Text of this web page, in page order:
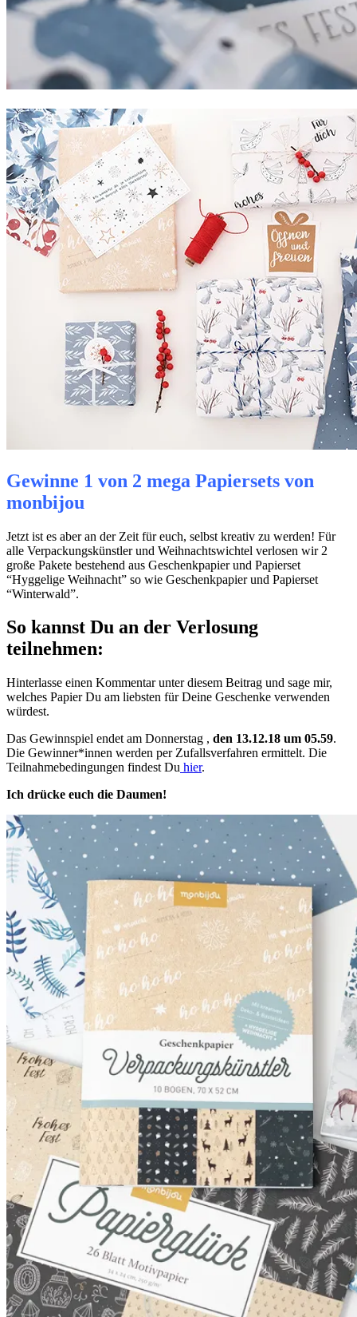
Gewinne 1 von 2 mega Papiersets von
monbijou
Jetzt ist es aber an der Zeit für euch, selbst kreativ zu werden! Für
alle Verpackungskünstler und Weihnachtswichtel verlosen wir 2
große Pakete bestehend aus Geschenkpapier und Papierset
“Hyggelige Weihnacht” so wie Geschenkpapier und Papierset
“Winterwald”.
So kannst Du an der Verlosung
teilnehmen:
Hinterlasse einen Kommentar unter diesem Beitrag und sage mir,
welches Papier Du am liebsten für Deine Geschenke verwenden
würdest.
Das Gewinnspiel endet am Donnerstag , den 13.12.18 um 05.59.
Die Gewinner*innen werden per Zufallsverfahren ermittelt. Die
Teilnahmebedingungen findest Du hier.
Ich drücke euch die Daumen!